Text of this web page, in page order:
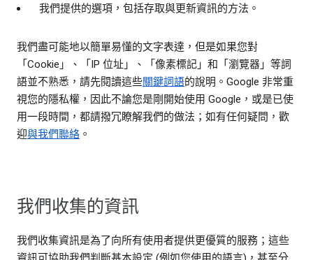
我們提供的選項，包括存取與更新資訊的方法。
我們盡可能地以簡單易懂的文字表達，但是如果您對
「Cookie」、「IP 位址」、「像素標記」和「瀏覽器」等詞
語並不熟悉，請先閱讀這些關鍵詞語的說明。Google 非常重
視您的隱私權，因此不論您是剛開始使用 Google，或是已使
用一段時間，都請撥冗瞭解我們的做法；如有任何疑問，歡
迎與我們聯絡 。
我們收集的資訊
我們收集資訊是為了向所有使用者提供更優質的服務；這些